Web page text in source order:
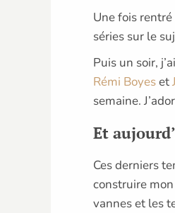
Une fois rentré
séries sur le
Puis un soir,
Rémi Boyeset
semaine.
Et
Ces derniers
construire mon
vannes et les